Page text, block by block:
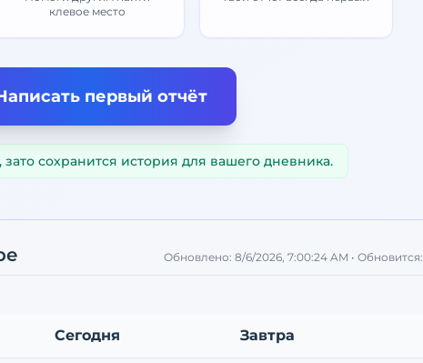
клевое место
первый отчёт
сохранится история для вашего дневника.
Обновлено: 8/6/2026, 7:00:24 AM • Обновится:
Сегодня Завтра